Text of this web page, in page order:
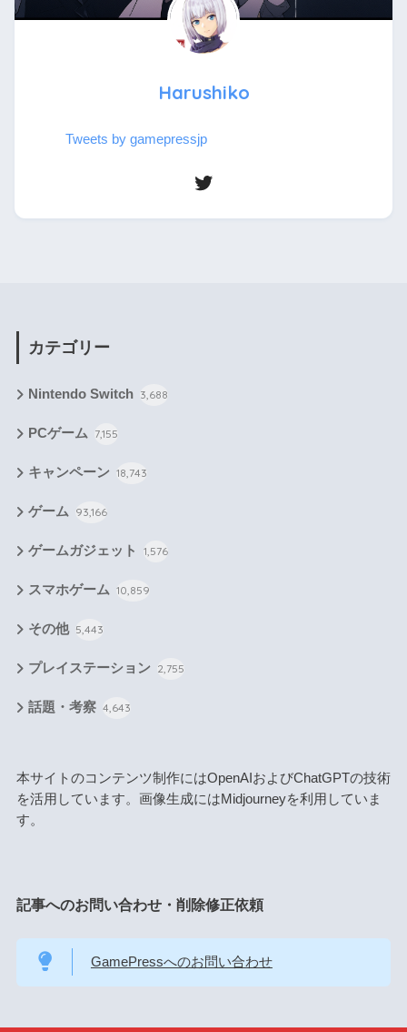
Harushiko
Tweets by gamepressjp
カテゴリー
Nintendo Switch 3,688
PCゲーム 7,155
キャンペーン 18,743
ゲーム 93,166
ゲームガジェット 1,576
スマホゲーム 10,859
その他 5,443
プレイステーション 2,755
話題・考察 4,643
本サイトのコンテンツ制作にはOpenAIおよびChatGPTの技術
を活用しています。画像生成にはMidjourneyを利用していま
す。
記事へのお問い合わせ・削除修正依頼
GamePressへのお問い合わせ